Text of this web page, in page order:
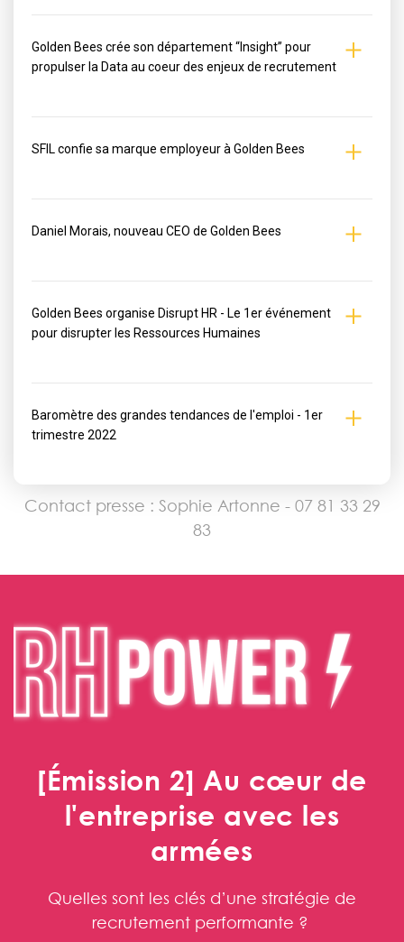
Golden Bees crée son département “Insight” pour
propulser la Data au coeur des enjeux de recrutement
SFIL confie sa marque employeur à Golden Bees
Daniel Morais, nouveau CEO de Golden Bees
Golden Bees organise Disrupt HR - Le 1er événement
pour disrupter les Ressources Humaines
Baromètre des grandes tendances de l'emploi - 1er
trimestre 2022
Contact presse : Sophie Artonne - 07 81 33 29
83
[Émission 2] Au cœur de
l'entreprise avec les
armées
Quelles sont les clés d’une stratégie de
recrutement performante ?